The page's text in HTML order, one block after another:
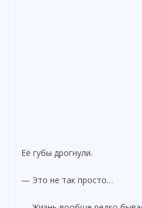
Её губы дрогнули.
— Это не так просто…